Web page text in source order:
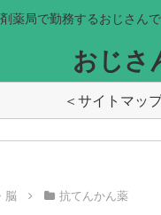
薬局で勤務するおじさん
おじさ
＜サイトマッ
脳 抗てんかん薬